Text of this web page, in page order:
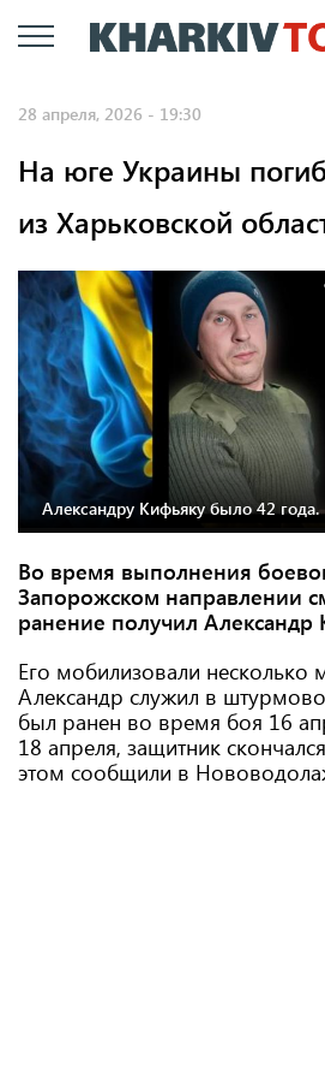
к
28 апреля, 2026 - 19:30
На юге Украины
из Харьковской
Александру Кифьяку было 42 года.
Во время выполнения
Запорожском направлении
ранение получил Александр
Его мобилизовали несколько
Александр служил в
был ранен во время боя 16
18 апреля, защитник
этом сообщили в